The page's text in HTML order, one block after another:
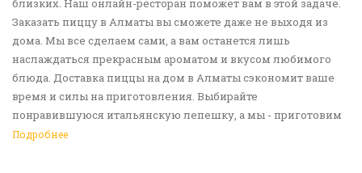
близких. Наш онлайн-ресторан поможет вам в этой задаче.
Заказать пиццу в Алматы вы сможете даже не выходя из
дома. Мы все сделаем сами, а вам останется лишь
наслаждаться прекрасным ароматом и вкусом любимого
блюда. Доставка пиццы на дом в Алматы сэкономит ваше
время и силы на приготовления. Выбирайте
понравившуюся итальянскую лепешку, а мы - приготовим
ее в лучших традициях. Доставка еды в Алматы -
Подробнее